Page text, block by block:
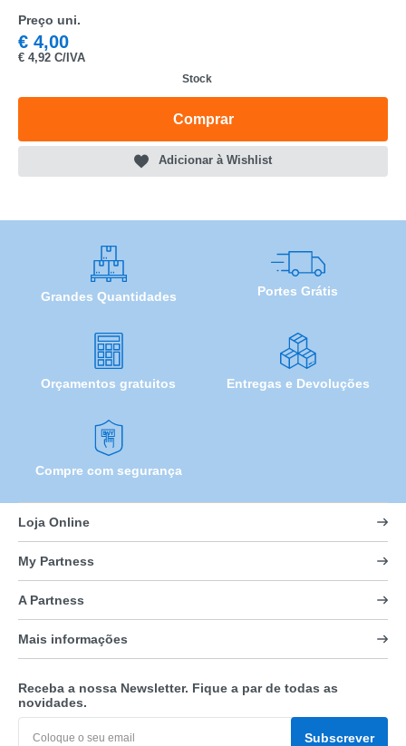
Preço uni.
€ 4,00
€ 4,92 C/IVA
Stock
Comprar
Adicionar à Wishlist
Grandes Quantidades Portes Grátis
Orçamentos gratuitos Entregas e Devoluções
Compre com segurança
Loja Online
My Partness
A Partness
Mais informações
Receba a nossa Newsletter. Fique a par de todas as
novidades.
Subscrever